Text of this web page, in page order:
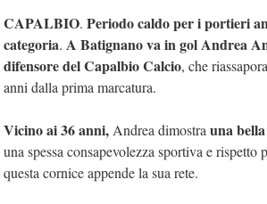
CAPALBIO. Periodo caldo per i portieri
categoria. A Batignano va in gol Andrea
difensore del Capalbio Calcio, che
anni dalla prima marcatura.
Vicino ai 36 anni,Andrea dimostrauna
una spessa consapevolezza sportiva e rispetto
questa cornice appende la sua rete.